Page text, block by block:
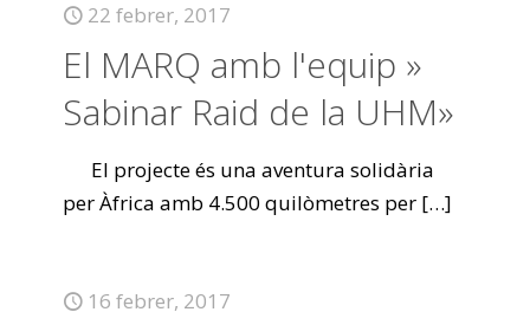
22 febrer, 2017
El MARQ amb l'equip »
Sabinar Raid de la UHM»
El projecte és una aventura solidària
per Àfrica amb 4.500 quilòmetres per […]
16 febrer, 2017